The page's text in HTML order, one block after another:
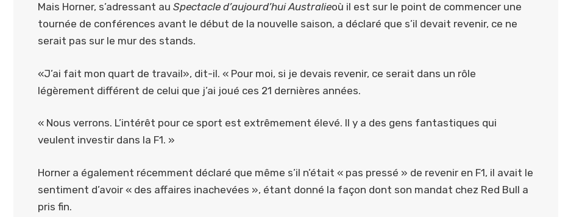
Mais Horner, s’adressant au Spectacle d’aujourd’hui Australieoù il est sur le point de commencer une
tournée de conférences avant le début de la nouvelle saison, a déclaré que s’il devait revenir, ce ne
serait pas sur le mur des stands.
«J’ai fait mon quart de travail», dit-il. « Pour moi, si je devais revenir, ce serait dans un rôle
légèrement différent de celui que j’ai joué ces 21 dernières années.
« Nous verrons. L’intérêt pour ce sport est extrêmement élevé. Il y a des gens fantastiques qui
veulent investir dans la F1. »
Horner a également récemment déclaré que même s’il n’était « pas pressé » de revenir en F1, il avait le
sentiment d’avoir « des affaires inachevées », étant donné la façon dont son mandat chez Red Bull a
pris fin.